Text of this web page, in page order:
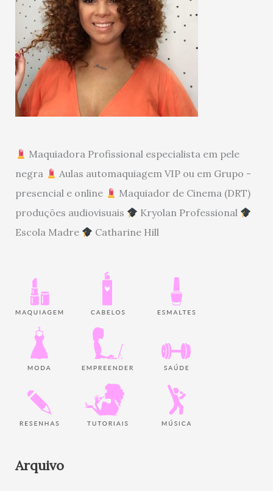
Maquiadora Profissional especialista em pele
negra
Aulas automaquiagem VIP ou em Grupo -
presencial e online
Maquiador de Cinema (DRT)
produções audiovisuais
Kryolan Professional
Escola Madre
Catharine Hill
Arquivo